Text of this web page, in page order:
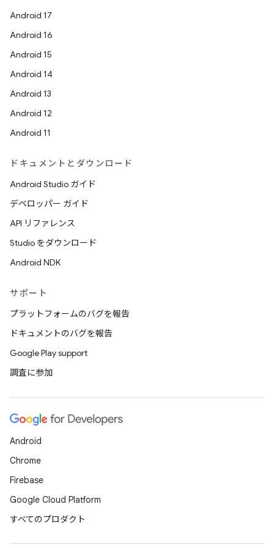
Android 17
Android 16
Android 15
Android 14
Android 13
Android 12
Android 11
ドキュメントとダウンロード
Android Studio ガイド
デベロッパー ガイド
API リファレンス
Studio をダウンロード
Android NDK
サポート
プラットフォームのバグを報告
ドキュメントのバグを報告
Google Play support
調査に参加
Android
Chrome
Firebase
Google Cloud Platform
すべてのプロダクト